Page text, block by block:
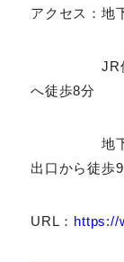
営業時間：
アクセス：地
出口から徒歩